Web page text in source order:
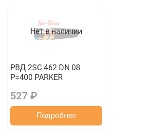
Нет в наличии
РВД 2SC 462 DN 08
P=400 PARKER
527 ₽
Подробнее